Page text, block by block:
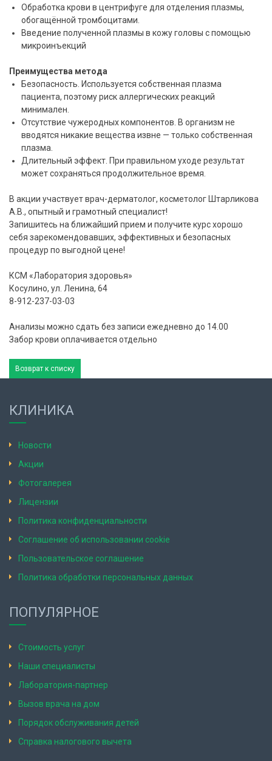
Обработка крови в центрифуге для отделения плазмы,
обогащённой тромбоцитами.
Введение полученной плазмы в кожу головы с помощью
микроинъекций
Преимущества метода
Безопасность. Используется собственная плазма
пациента, поэтому риск аллергических реакций
минимален.
Отсутствие чужеродных компонентов. В организм не
вводятся никакие вещества извне — только собственная
плазма.
Длительный эффект. При правильном уходе результат
может сохраняться продолжительное время.
В акции участвует врач-дерматолог, косметолог Штарликова
А.В., опытный и грамотный специалист!
Запишитесь на ближайший прием и получите курс хорошо
себя зарекомендовавших, эффективных и безопасных
процедур по выгодной цене!
КСМ «Лаборатория здоровья»
Косулино, ул. Ленина, 64
8-912-237-03-03
Анализы можно сдать без записи ежедневно до 14.00
Забор крови оплачивается отдельно
Возврат к списку
КЛИНИКА
Новости
Акции
Фотогалерея
Лицензии
Политика конфиденциальности
Соглашение об использовании cookie
Пользовательское соглашение
Политика обработки персональных данных
ПОПУЛЯРНОЕ
Стоимость услуг
Наши специалисты
Лаборатория-партнер
Вызов врача на дом
Порядок обслуживания детей
Справка налогового вычета